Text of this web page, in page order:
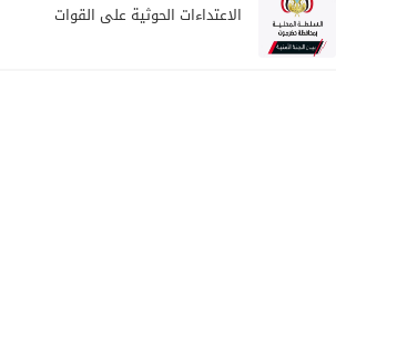
الاعتداءات الحوثية على القوات